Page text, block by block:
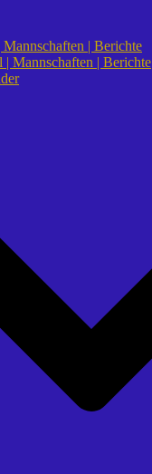
| Berichte
| Mannschaften | Berichte